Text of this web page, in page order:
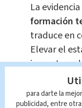
La
formación
traduce en
Elevar el
mortalidad.
Asimismo,
para darte la
publicidad, entre